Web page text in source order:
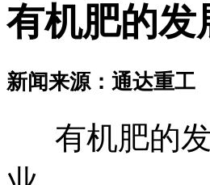
有机肥的发
新闻来源：通达重
有机肥的发